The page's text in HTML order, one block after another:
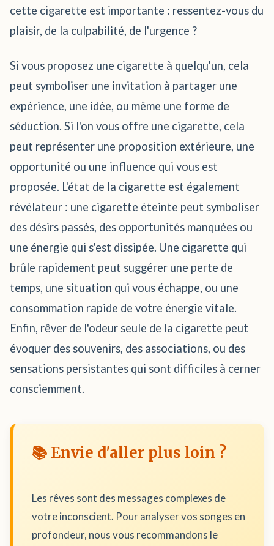
cette cigarette est importante : ressentez-vous du
plaisir, de la culpabilité, de l'urgence ?
Si vous proposez une cigarette à quelqu'un, cela
peut symboliser une invitation à partager une
expérience, une idée, ou même une forme de
séduction. Si l'on vous offre une cigarette, cela
peut représenter une proposition extérieure, une
opportunité ou une influence qui vous est
proposée. L'état de la cigarette est également
révélateur : une cigarette éteinte peut symboliser
des désirs passés, des opportunités manquées ou
une énergie qui s'est dissipée. Une cigarette qui
brûle rapidement peut suggérer une perte de
temps, une situation qui vous échappe, ou une
consommation rapide de votre énergie vitale.
Enfin, rêver de l'odeur seule de la cigarette peut
évoquer des souvenirs, des associations, ou des
sensations persistantes qui sont difficiles à cerner
consciemment.
📚 Envie d'aller plus loin ?
Les rêves sont des messages complexes de
votre inconscient. Pour analyser vos songes en
profondeur, nous vous recommandons le